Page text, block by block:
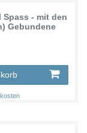
Spass - mit den
Gebundene